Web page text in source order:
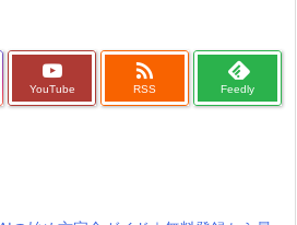
YouTube

RSS Feedly